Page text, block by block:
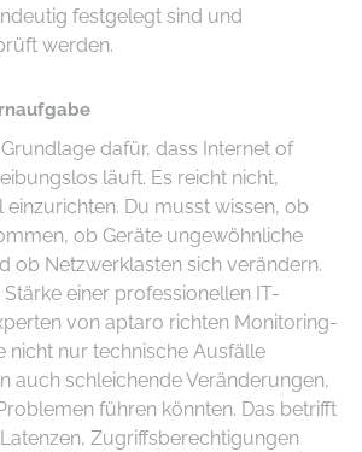
festgelegt sind und
werden.
dafür, dass Internet of
läuft. Es reicht nicht,
einzurichten. Du musst wissen, ob
ob Geräte ungewöhnliche
ob Netzwerklasten sich verändern.
einer professionellen IT-
von aptaro richten Monitoring-
nicht nur technische Ausfälle
auch schleichende Veränderungen,
führen könnten. Das betrifft
Zugriffsberechtigungen